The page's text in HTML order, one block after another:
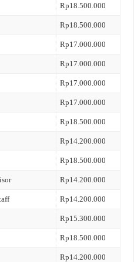
Rp18.500.000
Rp18.500.000
Rp17.000.000
Rp17.000.000
Rp17.000.000
Rp17.000.000
Rp18.500.000
Rp14.200.000
Rp18.500.000
Rp14.200.000
Rp14.200.000
Rp15.300.000
Rp18.500.000
Rp14.200.000